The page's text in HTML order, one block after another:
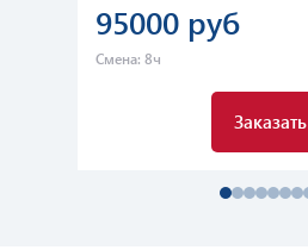
95000 руб
Смена: 8ч
Заказать